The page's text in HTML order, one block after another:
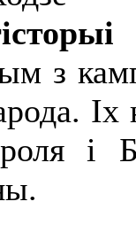
з
і